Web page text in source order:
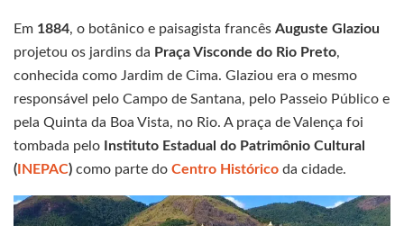
Em 1884, o botânico e paisagista francês Auguste Glaziou
projetou os jardins da Praça Visconde do Rio Preto,
conhecida como Jardim de Cima. Glaziou era o mesmo
responsável pelo Campo de Santana, pelo Passeio Público e
pela Quinta da Boa Vista, no Rio. A praça de Valença foi
tombada pelo
Instituto Estadual do Patrimônio Cultural
( INEPAC) como parte do Centro Histórico da cidade.